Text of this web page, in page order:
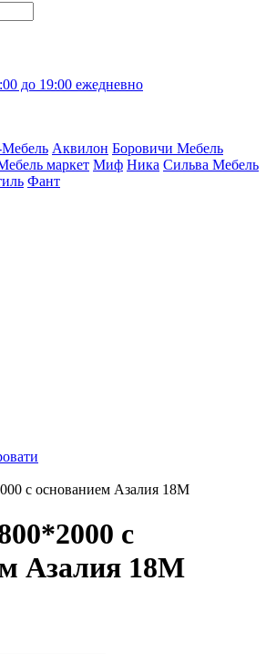
до 19:00 ежедневно
Аквилон Боровичи Мебель
маркет Миф Ника Сильва Мебель
Фант
с основанием Азалия 18М
с
Азалия 18М